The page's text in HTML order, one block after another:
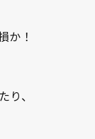
か！
、